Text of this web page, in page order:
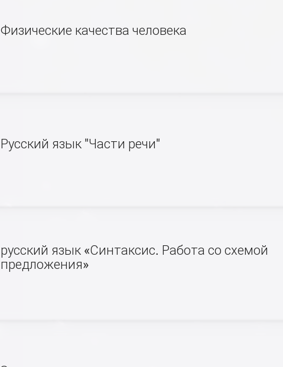
Физические качества человека
Русский язык "Части речи"
русский язык «Синтаксис. Работа со схемой
предложения»